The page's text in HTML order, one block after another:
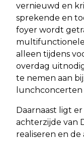
vernieuwd en
sprekende en
foyer wordt
alleen tijdens
overdag
te nemen aan
lunchconcerten
Daarnaast ligt
achterzijde van
realiseren en